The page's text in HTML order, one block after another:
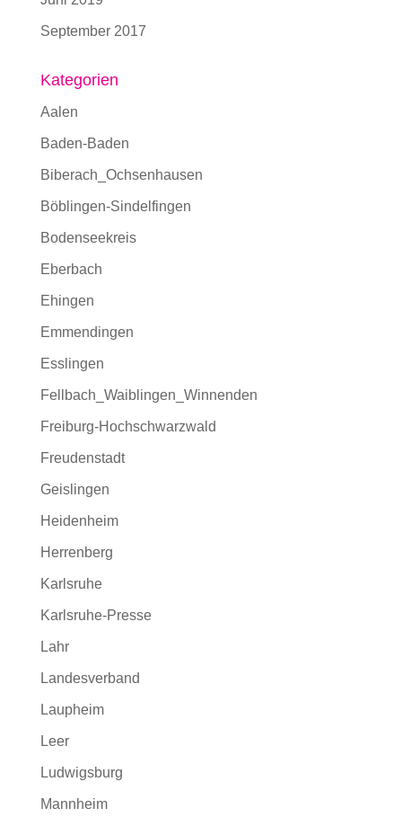
September 2017
Kategorien
Aalen
Baden-Baden
Biberach_Ochsenhausen
Böblingen-Sindelfingen
Bodenseekreis
Eberbach
Ehingen
Emmendingen
Esslingen
Fellbach_Waiblingen_Winnenden
Freiburg-Hochschwarzwald
Freudenstadt
Geislingen
Heidenheim
Herrenberg
Karlsruhe
Karlsruhe-Presse
Lahr
Landesverband
Laupheim
Leer
Ludwigsburg
Mannheim